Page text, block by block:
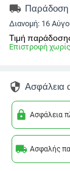
local_shipping Παράδοση
Διανομή: 16
Τιμή
Επιστροφή
security Ασφάλεια
lock Ασφάλεια
local_shipping Ασφαλής